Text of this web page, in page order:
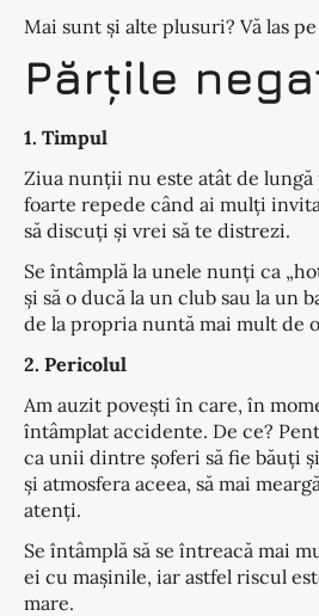
Mai sunt și alte plusuri? Vă las
Părțile
1. Timpul
Ziua nunții nu este atât de
foarte repede când ai mulți
să discuți și vrei să te distrezi.
Se întâmplă la unele nunți ca
și să o ducă la un club sau la un
de la propria nuntă mai mult de
2. Pericolul
Am auzit povești în care, în
întâmplat accidente. De ce?
ca unii dintre șoferi să fie băuți
și atmosfera aceea, să mai
atenți.
Se întâmplă să se întreacă mai
ei cu mașinile, iar astfel riscul
mare.